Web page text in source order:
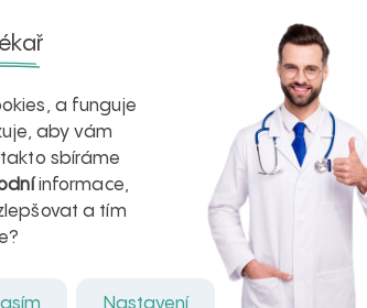
ztratila
HPV
a funguje
aby vám
sbíráme
informace,
a tím
Nastavení